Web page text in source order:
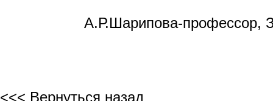
А.Р.Шарипова-профессор,
<<< Вернуться назад